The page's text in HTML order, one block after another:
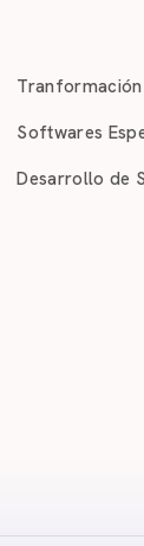
Softwares
Desarrollo de